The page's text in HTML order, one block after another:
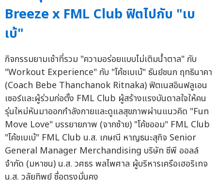
Breeze x FML Club ฟิตไปกับ "เบ
เบ้"
กิจกรรมยามเช้าที่รวม "ความอร่อยแบบไม่เติมน้ำตาล" กับ
"Workout Experience" กับ "โค้ชเบเบ้" ธันย์ชนก ฤทธินาคา
(Coach Bebe Thanchanok Ritnaka) ฟิตเนสอินฟลูเอน
เซอร์และผู้ร่วมก่อตั้ง FML Club ผู้สร้างแรงบันดาลใจให้คน
รุ่นใหม่หันมาออกกำลังกายและดูแลสุขภาพผ่านแนวคิด "Fun
Move Love" บรรยายภาพ (จากซ้าย) "โค้ชออม" FML Club
"โค้ชเบเบ้" FML Club น.ส. เกษณี หาญธนะสุกิจ Senior
General Manager Merchandising บริษัท ซีพี ออลล์
จำกัด (มหาชน) น.ส. วศธร พลไพศาล ผู้บริหารเครือเฮอริเทจ
น.ส. วลัยทิพย์ ซื่อตรงมั่นคง